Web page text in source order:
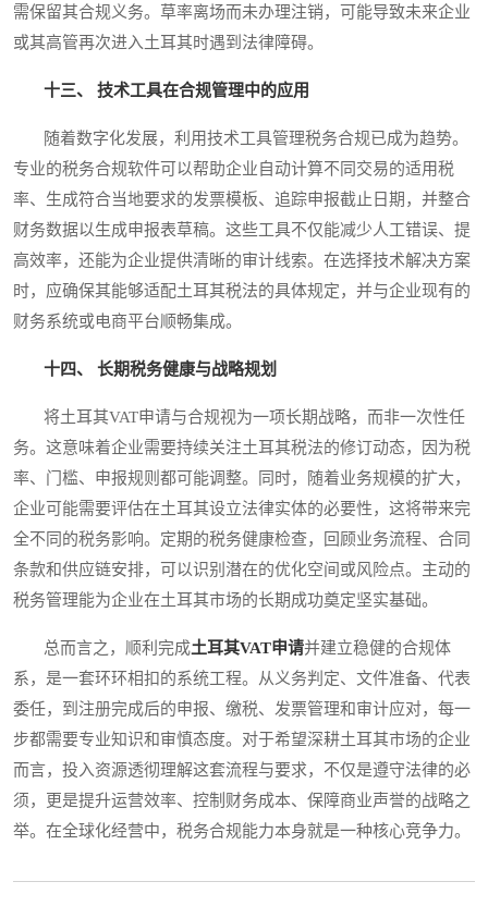
需保留其合规义务。草率离场而未办理注销，可能导致未来企业
或其高管再次进入土耳其时遇到法律障碍。
十三、 技术工具在合规管理中的应用
随着数字化发展，利用技术工具管理税务合规已成为趋势。
专业的税务合规软件可以帮助企业自动计算不同交易的适用税
率、生成符合当地要求的发票模板、追踪申报截止日期，并整合
财务数据以生成申报表草稿。这些工具不仅能减少人工错误、提
高效率，还能为企业提供清晰的审计线索。在选择技术解决方案
时，应确保其能够适配土耳其税法的具体规定，并与企业现有的
财务系统或电商平台顺畅集成。
十四、 长期税务健康与战略规划
将土耳其VAT申请与合规视为一项长期战略，而非一次性任
务。这意味着企业需要持续关注土耳其税法的修订动态，因为税
率、门槛、申报规则都可能调整。同时，随着业务规模的扩大，
企业可能需要评估在土耳其设立法律实体的必要性，这将带来完
全不同的税务影响。定期的税务健康检查，回顾业务流程、合同
条款和供应链安排，可以识别潜在的优化空间或风险点。主动的
税务管理能为企业在土耳其市场的长期成功奠定坚实基础。
总而言之，顺利完成土耳其VAT申请并建立稳健的合规体
系，是一套环环相扣的系统工程。从义务判定、文件准备、代表
委任，到注册完成后的申报、缴税、发票管理和审计应对，每一
步都需要专业知识和审慎态度。对于希望深耕土耳其市场的企业
而言，投入资源透彻理解这套流程与要求，不仅是遵守法律的必
须，更是提升运营效率、控制财务成本、保障商业声誉的战略之
举。在全球化经营中，税务合规能力本身就是一种核心竞争力。